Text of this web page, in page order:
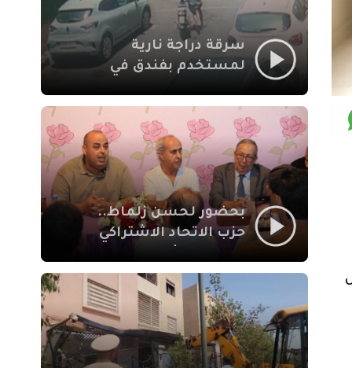
سرقة دراجة نارية
لمستخدم بفندق في
بمراكش
بحضور لحسن زلماط..
حزب الاتحاد الاشتراكي
مقراً بمقاطعة سيدي
يوسف بن علي مراكش